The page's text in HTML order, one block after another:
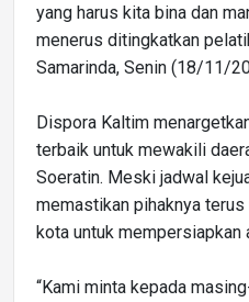
yang harus kita bina dan
menerus ditingkatkan
Samarinda, Senin (18/11/
Dispora Kaltim
terbaik untuk mewakili
Soeratin. Meski jadwal
memastikan pihaknya
kota untuk mempersiapkan
“Kami minta kepada